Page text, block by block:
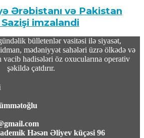
Ərəbistanı və Pakistan
imzalandi
əsilli idmançıya hökm
bülletenlər vasitəsi ilə siyasət,
mədəniyyət sahələri üzrə ölkədə və
vacib hadisələri öz oxucularına operativ
şəkildə çatdırır.
Həsən Əliyev küçəsi 96